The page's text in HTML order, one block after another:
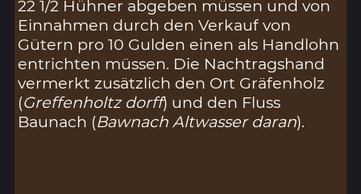
22 1/2 Hühner abgeben müssen und von
Einnahmen durch den Verkauf von
Gütern pro 10 Gulden einen als Handlohn
entrichten müssen. Die Nachtragshand
vermerkt zusätzlich den Ort Gräfenholz
(Greffenholtz dorff) und den Fluss
Baunach (Bawnach Altwasser daran).